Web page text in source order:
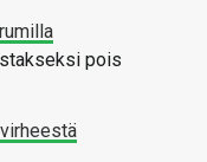
pois